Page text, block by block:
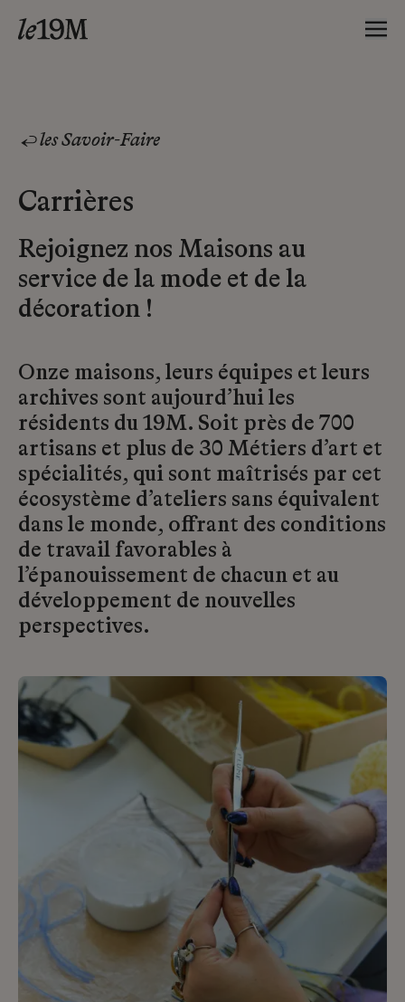
les Savoir-Faire
Carrières
Rejoignez nos Maisons au
service de la mode et de la
décoration !
Onze maisons, leurs équipes et leurs
archives sont aujourd’hui les
résidents du 19M. Soit près de 700
artisans et plus de 30 Métiers d’art et
spécialités, qui sont maîtrisés par cet
écosystème d’ateliers sans équivalent
dans le monde, offrant des conditions
de travail favorables à
l’épanouissement de chacun et au
développement de nouvelles
perspectives.